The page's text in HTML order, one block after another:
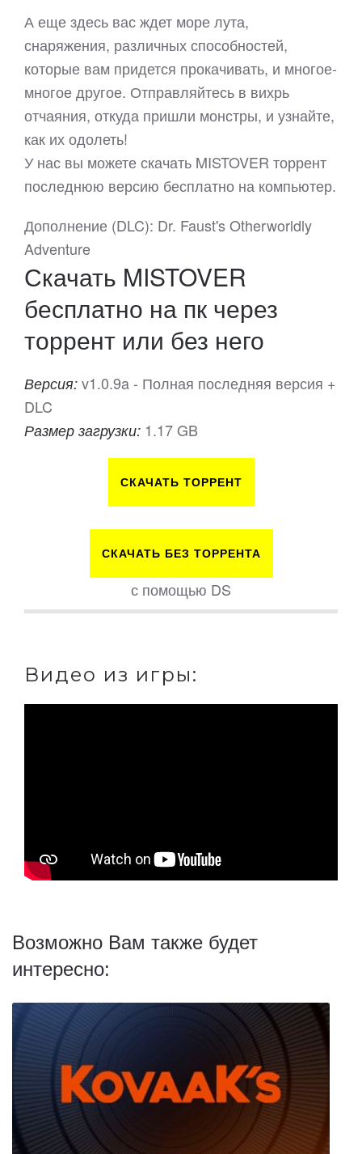
А еще здесь вас ждет море лута,
снаряжения, различных способностей,
которые вам придется прокачивать, и многое-
многое другое. Отправляйтесь в вихрь
отчаяния, откуда пришли монстры, и узнайте,
как их одолеть!
У нас вы можете скачать MISTOVER торрент
последнюю версию бесплатно на компьютер.
Дополнение (DLC): Dr. Faust's Otherworldly
Adventure
Скачать MISTOVER
бесплатно на пк через
торрент или без него
Версия: v1.0.9a - Полная последняя версия +
DLC
Размер загрузки: 1.17 GB
СКАЧАТЬ ТОРРЕНТ
СКАЧАТЬ БЕЗ ТОРРЕНТА
с помощью DS
Видео из игры:
Возможно Вам также будет
интересно: